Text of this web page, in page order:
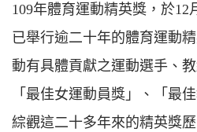
109年體育運動精英獎，於12
已舉行逾二十年的體育運動
動有具體貢獻之運動選手、
「最佳女運動員獎」、「最
綜觀這二十多年來的精英獎